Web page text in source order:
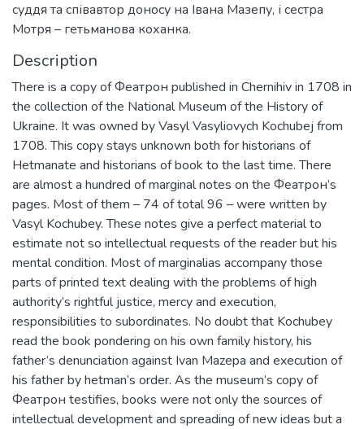
суддя та співавтор доносу на Івана Мазепу, і сестра
Мотря – гетьманова коханка.
Description
There is a copy of Феатрон published in Chernihiv in 1708 in
the collection of the National Museum of the History of
Ukraine. It was owned by Vasyl Vasyliovych Kochubej from
1708. This copy stays unknown both for historians of
Hetmanate and historians of book to the last time. There
are almost a hundred of marginal notes on the Феатрон’s
pages. Most of them – 74 of total 96 – were written by
Vasyl Kochubey. These notes give a perfect material to
estimate not so intellectual requests of the reader but his
mental condition. Most of marginalias accompany those
parts of printed text dealing with the problems of high
authority’s rightful justice, mercy and execution,
responsibilities to subordinates. No doubt that Kochubey
read the book pondering on his own family history, his
father’s denunciation against Ivan Mazepa and execution of
his father by hetman’s order. As the museum’s copy of
Феатрон testifies, books were not only the sources of
intellectual development and spreading of new ideas but a